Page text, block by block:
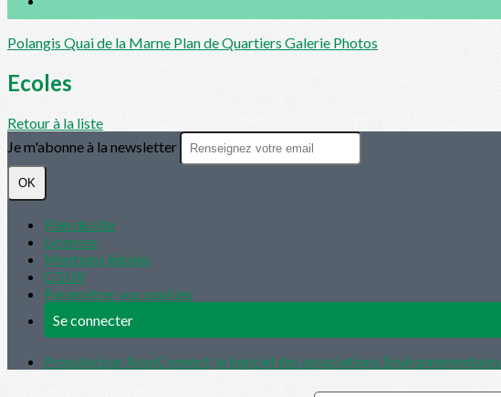
PolangisQuai de la Marne Plan de QuartiersGalerie Photos
Ecoles
Retour à la liste
Je m'abonne à la newsletter
OK
Plan du site
Licences
Mentions légales
CGUV
Paramétrer vos cookies
Se connecter
Propulsé par AssoConnect, le logiciel des associations Environnementales